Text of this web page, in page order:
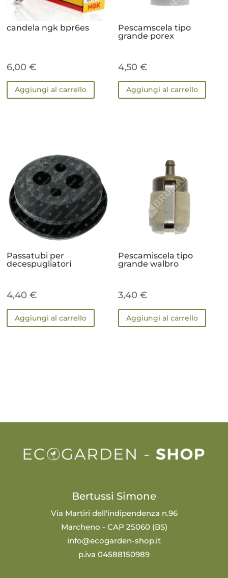
candela ngk bpr6es
6,00€
Aggiungi al carrello
Pescamscela tipo
grande porex
4,50€
Aggiungi al carrello
Passatubi per
decespugliatori
4,40€
Aggiungi al carrello
Pescamiscela tipo
grande walbro
3,40€
Aggiungi al carrello
Bertussi Simone
Via Martiri dell'indipendenza n.96
Marcheno - CAP 25060 (BS)
info@ecogarden-shop.it
p.iva 04588150989